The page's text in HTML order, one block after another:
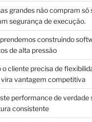
grandes não compram só
segurança de execução.
construindo
de alta pressão
o cliente precisa de
vira vantagem competitiva
performance de verdade
consistente